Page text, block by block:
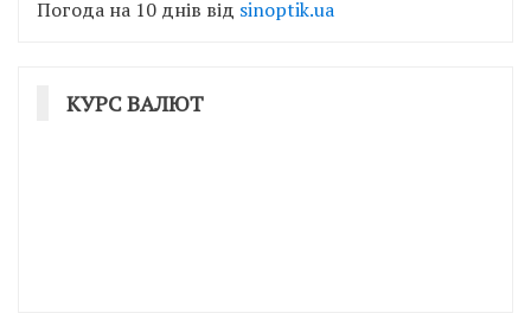
Погода на 10 днів від sinoptik.ua
КУРС ВАЛЮТ